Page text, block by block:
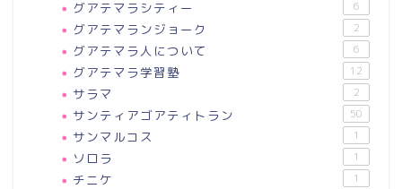
グアテマラシティー 6
グアテマランジョーク 2
グアテマラ人について 6
グアテマラ学習塾 12
サラマ 2
サンティアゴアティトラン 50
サンマルコス 1
ソロラ 1
チニケ 1